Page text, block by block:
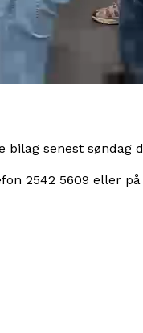
senest søndag
2542 5609 eller